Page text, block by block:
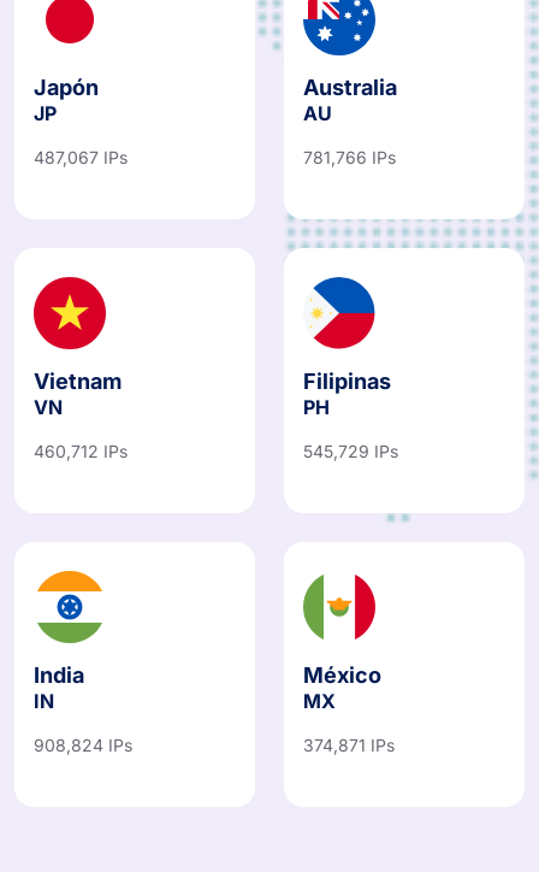
Japón
JP
Australia
AU
Vietnam
VN
Filipinas
PH
India
IN
México
MX